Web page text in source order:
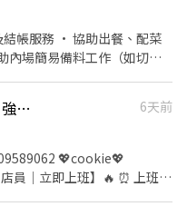
場簡易備料工作（如切
徵長期配合者
宜蘭活繃亂跳🦐🦐 🔥無經驗可🔥強強徵才中🔥
6天前
💖cookie💖
即上班】🔥 ⏰ 上班時